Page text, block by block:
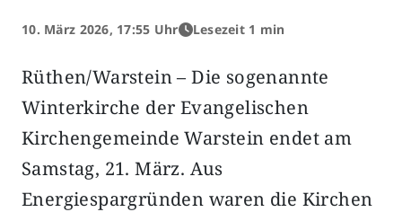
10. März 2026, 17:55 Uhr Lesezeit 1 min
Rüthen/Warstein – Die sogenannte
Winterkirche der Evangelischen
Kirchengemeinde Warstein endet am
Samstag, 21. März. Aus
Energiespargründen waren die Kirchen